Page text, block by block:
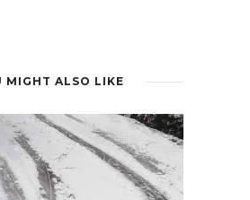
MIGHT ALSO LIKE